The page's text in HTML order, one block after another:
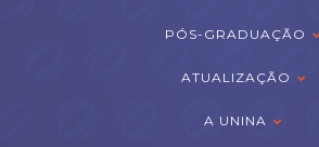
PÓS-GRADUAÇÃO
ATUALIZAÇÃO
A UNINA